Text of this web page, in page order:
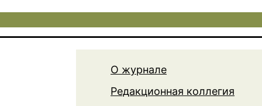
О журнале
Редакционная коллегия